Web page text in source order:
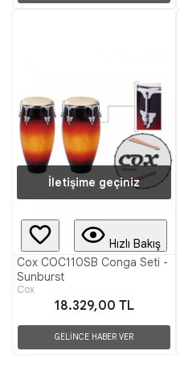
İletişime geçiniz
Hızlı Bakış
Cox COC110SB Conga Seti -
Sunburst
Cox
18.329,00 TL
GELİNCE HABER VER